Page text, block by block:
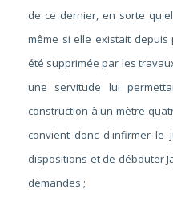
de ce dernier, en sorte
même si elle existait
été supprimée par les
une servitude lui
construction à un mètre
convient donc d'infirmer le
dispositions et de débouter
demandes ;